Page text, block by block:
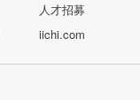
人才招募
iichi.com